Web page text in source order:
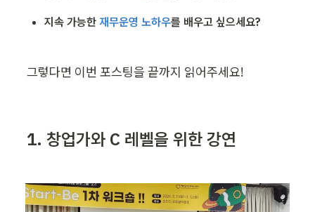
지속 가능한 재무운영 노하우를 배우고 싶으세요?
그렇다면 이번 포스팅을 끝까지 읽어주세요!
1. 창업가와 C 레벨을 위한 강연